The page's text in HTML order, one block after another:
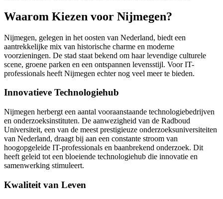
Waarom Kiezen voor Nijmegen?
Nijmegen, gelegen in het oosten van Nederland, biedt een
aantrekkelijke mix van historische charme en moderne
voorzieningen. De stad staat bekend om haar levendige culturele
scene, groene parken en een ontspannen levensstijl. Voor IT-
professionals heeft Nijmegen echter nog veel meer te bieden.
Innovatieve Technologiehub
Nijmegen herbergt een aantal vooraanstaande technologiebedrijven
en onderzoeksinstituten. De aanwezigheid van de Radboud
Universiteit, een van de meest prestigieuze onderzoeksuniversiteiten
van Nederland, draagt bij aan een constante stroom van
hoogopgeleide IT-professionals en baanbrekend onderzoek. Dit
heeft geleid tot een bloeiende technologiehub die innovatie en
samenwerking stimuleert.
Kwaliteit van Leven